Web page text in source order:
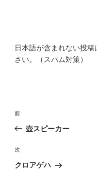
日本語が含まれない投
さい。（スパム対策）
投
ナ
ビ
ゲ
前
の
稿
前
壺スピーカー
次
の
次
クロアゲハ